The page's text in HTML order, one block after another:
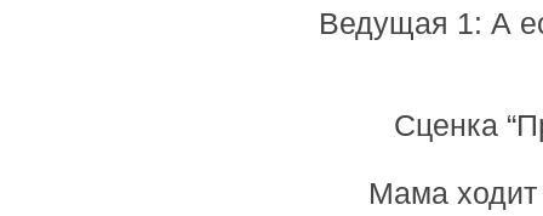
Ведущая 1: А
Сценка
Мама ходит